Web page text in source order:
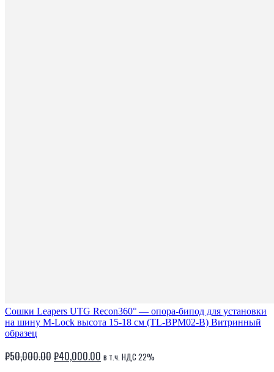
Сошки Leapers UTG Recon360° — опора-бипод для установки
на шину M-Lock высота 15-18 см (TL-BPM02-B) Витринный
образец
₽50,000.00Первоначальная
₽40,000.00 Текущая
в т.ч. НДС 22%